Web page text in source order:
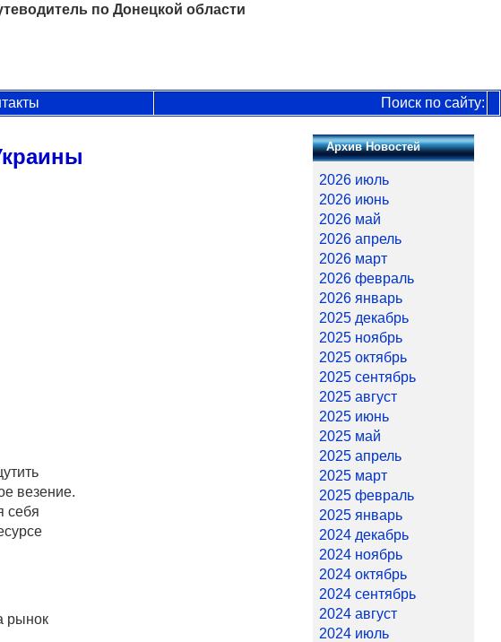
по Донецкой области
Поиск по сайту:
везение.
себя
рынок
Архив Новостей
2026 июль
2026 июнь
2026 май
2026 апрель
2026 март
2026 февраль
2026 январь
2025 декабрь
2025 ноябрь
2025 октябрь
2025 сентябрь
2025 август
2025 июнь
2025 май
2025 апрель
2025 март
2025 февраль
2025 январь
2024 декабрь
2024 ноябрь
2024 октябрь
2024 сентябрь
2024 август
2024 июль